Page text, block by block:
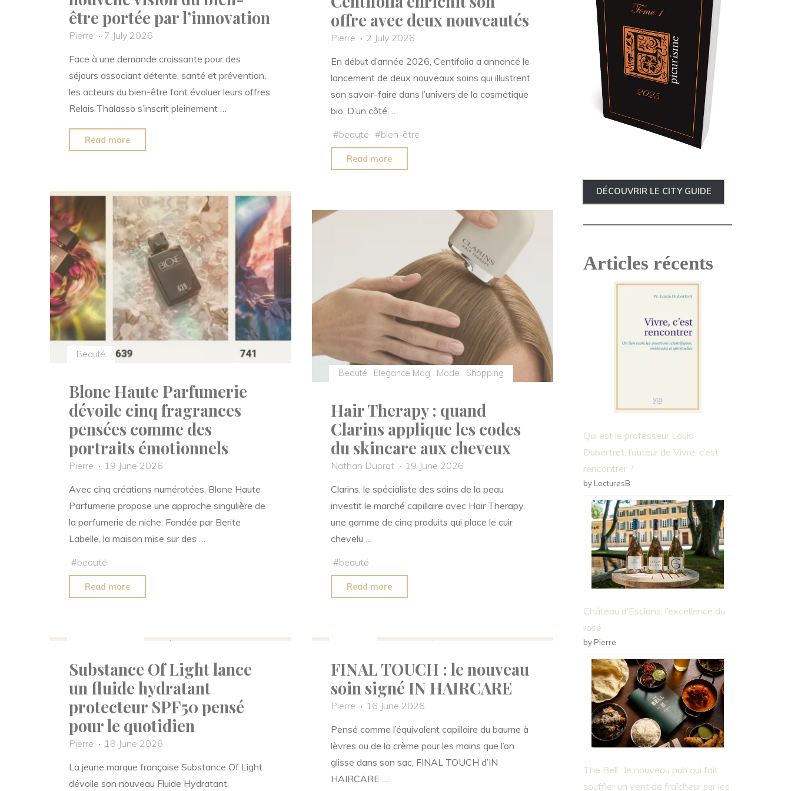
être portée par l’innovation
Pierre
7 July 2026
Face à une demande croissante pour des
séjours associant détente, santé et prévention,
les acteurs du bien-être font évoluer leurs offres.
Relais Thalasso s’inscrit pleinement …
Read more
vision
du
bien-
être
portée
par
l’innovation"
offre avec deux nouveautés
Pierre
2 July 2026
En début d’année 2026, Centifolia a annoncé le
lancement de deux nouveaux soins qui illustrent
son savoir-faire dans l’univers de la cosmétique
bio. D’un côté, …
#beauté #bien-être
Read more
nouveautés"
Beauté
Blone Haute Parfumerie
dévoile cinq fragrances
pensées comme des
portraits émotionnels
Pierre
19 June 2026
Avec cinq créations numérotées, Blone Haute
Parfumerie propose une approche singulière de
la parfumerie de niche. Fondée par Berite
Labelle, la maison mise sur des …
#beauté
Read more
fragrances
pensées
comme
portraits
émotionnels"
Beauté Elegance Mag Mode Shopping
Hair Therapy : quand
Clarins applique les codes
du skincare aux cheveux
Nathan Duprat
19 June 2026
Clarins, le spécialiste des soins de la peau
investit le marché capillaire avec Hair Therapy,
une gamme de cinq produits qui place le cuir
chevelu …
#beauté
Read more
applique
les
codes
skincare
aux
cheveux"
Substance Of Light lance
un fluide hydratant
protecteur SPF50 pensé
pour le quotidien
Pierre
18 June 2026
La jeune marque française Substance Of Light
dévoile son nouveau Fluide Hydratant
FINAL TOUCH : le nouveau
soin signé IN HAIRCARE
Pierre
16 June 2026
Pensé comme l’équivalent capillaire du baume à
lèvres ou de la crème pour les mains que l’on
glisse dans son sac, FINAL TOUCH d’IN
HAIRCARE …
DÉCOUVRIR LE CITY GUIDE
Articles récents
Qui est le professeur Louis
Dubertret, l’auteur de Vivre, c’est
rencontrer ?
by LecturesB
Château d’Esclans, l’excellence du
rosé
by Pierre
The Bell : le nouveau pub qui fait
souffler un vent de fraîcheur sur les